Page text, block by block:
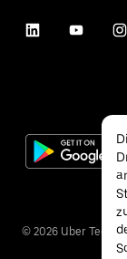
© 2026 Uber